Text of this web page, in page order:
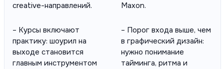
creative-направлений.
– Курсы включают
практику: шоурил на
выходе становится
главным инструментом
Maxon.
– Порог входа выше, чем
в графический дизайн:
нужно понимание
тайминга, ритма и